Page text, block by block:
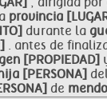
provincia
durante la
. antes de
[PROPIEDAD]
[PERSONA]
de